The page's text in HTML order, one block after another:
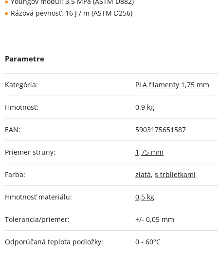
Rázová pevnosť: 16 J / m (ASTM D256)
Kategória: PLA filamenty 1,75 mm
Hmotnosť: 0.9 kg
EAN: 5903175651587
Priemer struny: 1,75 mm
Farba: zlatá, s trblietkami
Hmotnosť materiálu: 0,5 kg
Tolerancia/priemer: +/- 0,05 mm
Odporúčaná teplota podložky: 0 - 60°C